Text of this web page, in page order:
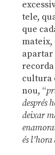
tele,
que
mateix,
apartar
cultura
nou, “
després
deixar
és